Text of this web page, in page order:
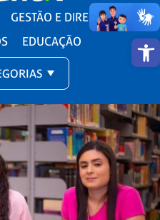
Barra
GESTÃO E DIREITO
EDUCAÇÃO